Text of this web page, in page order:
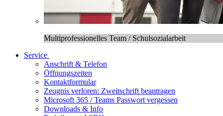
Multiprofessionelles Team / Schulsozialarbeit
Service
Anschrift & Telefon
Öffnungszeiten
Kontaktformular
Zeugnis verloren: Zweitschrift beantragen
Microsoft 365 / Teams Passwort vergessen
Downloads & Info